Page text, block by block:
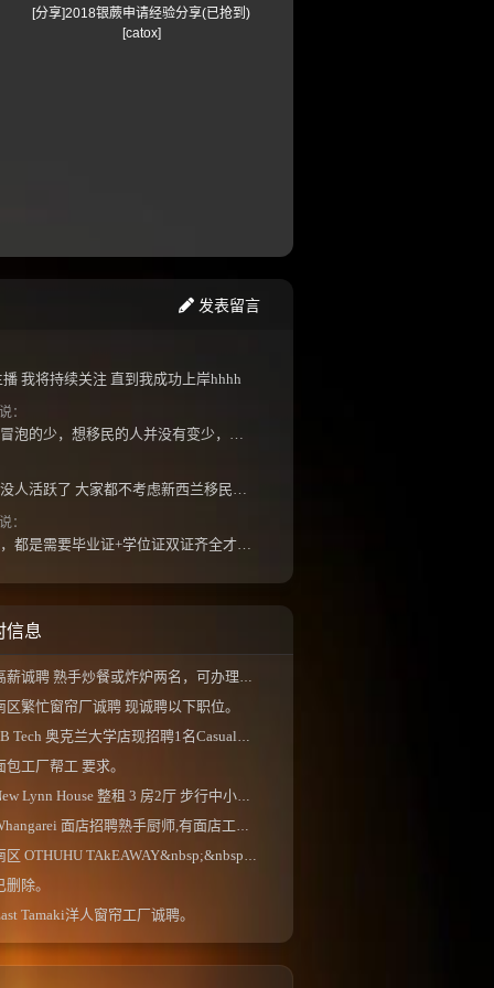
[分享]2018银蕨申请经验分享(已抢到)
[catox]
发表留言
我将持续关注 直到我成功上岸hhhh
：
：
信息
薪诚聘 熟手炒餐或炸炉两名，可办理工签，...
区繁忙窗帘厂诚聘 现诚聘以下职位。
Tech 奥克兰大学店现招聘1名Casual店员， 工作...
包工厂帮工 要求。
Lynn House 整租 3 房2厅 步行中小学校区、 独...
面店招聘熟手厨师,有面店工作经验更佳...
区 OTHUHU TAkEAWAY&nbsp;&nbsp;。
删除。
Tamaki洋人窗帘工厂诚聘。